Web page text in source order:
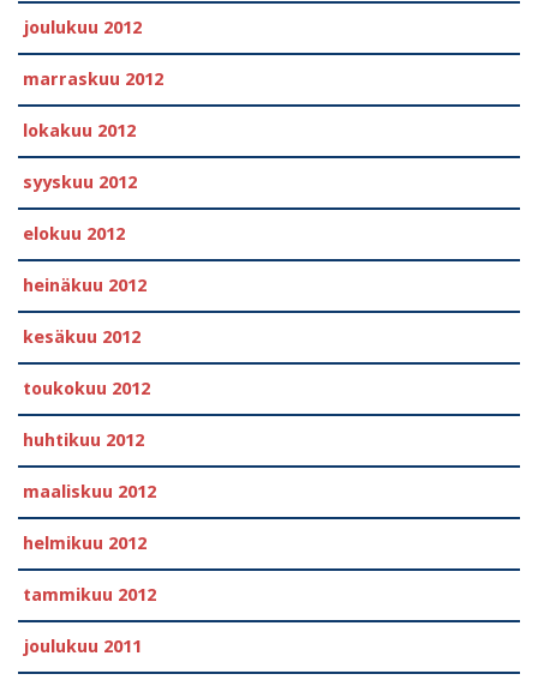
joulukuu 2012
marraskuu 2012
lokakuu 2012
syyskuu 2012
elokuu 2012
heinäkuu 2012
kesäkuu 2012
toukokuu 2012
huhtikuu 2012
maaliskuu 2012
helmikuu 2012
tammikuu 2012
joulukuu 2011